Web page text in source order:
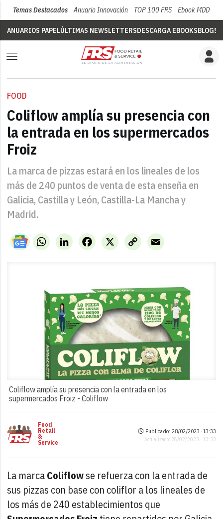
Temas Destacados Anuario Innovación TOP 100 FRS Ebook MDD
ANUARIOS PAPELÚLTIMAS NEWSLETTERSDESCARGA EBOOKSBLOGS
FOOD
Coliflow amplía su presencia con
la entrada en los supermercados
Froiz
La marca de pizzas estará en los lineales de los
más de 240 puntos de venta de esta enseña en
Galicia, Castilla y León, Castilla-La Mancha y
Madrid.
WhatsAppLinkedIn X
Facebook
Copy
Link
Email
Coliflow amplía su presencia con la entrada en los
supermercados Froiz -Coliflow
Food
Retail
&
Service
Publicado: 28/02/2023 ·13:33
Actualizado: 28/02/2023 · 13:33
La marcaColiflowse refuerza con la entrada de
sus pizzas con base con coliflor a los lineales de
los más de 240 establecimientos que